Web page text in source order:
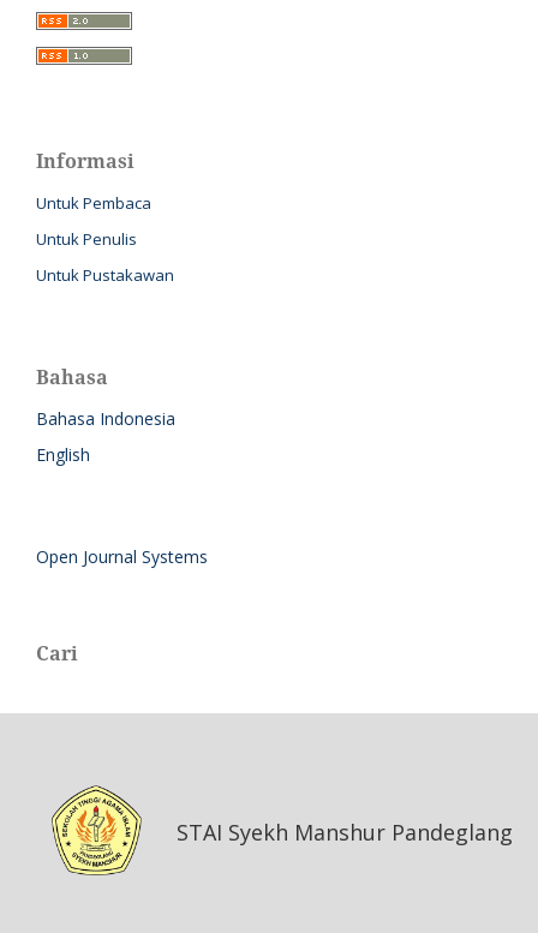
Informasi
Untuk Pembaca
Untuk Penulis
Untuk Pustakawan
Bahasa
Bahasa Indonesia
English
Open Journal Systems
Cari
STAI Syekh Manshur Pandeglang